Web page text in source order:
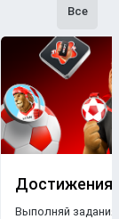
Все
Достижения
Выполняй